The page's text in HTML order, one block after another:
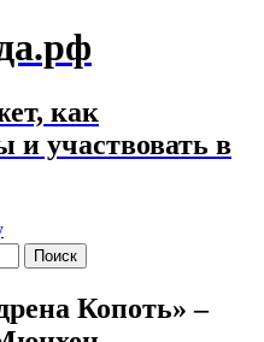
как
и участвовать в
Копоть» –